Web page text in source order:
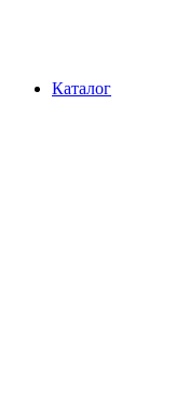
Каталог